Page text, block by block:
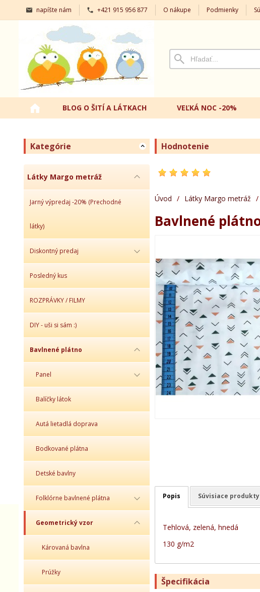
napíšte nám +421 915 956 877 O nákupe Podmienky
BLOG O ŠITÍ A LÁTKACH VEĽKÁ NOC -20%
Kategórie
Látky Margo metráž
Jarný výpredaj -20% (Prechodné
látky)
Diskontný predaj
Posledný kus
ROZPRÁVKY / FILMY
DIY - uši si sám :)
Bavlnené plátno
Panel
Balíčky látok
Autá lietadlá doprava
Bodkované plátna
Detské bavlny
Folklórne bavlnené plátna
Geometrický vzor
Károvaná bavlna
Prúžky
Hodnotenie
Úvod / Látky Margo metráž /
Bavlnené
Popis Súvisiace produkty
Tehlová, zelená, hnedá
130 g/m2
Špecifikácia